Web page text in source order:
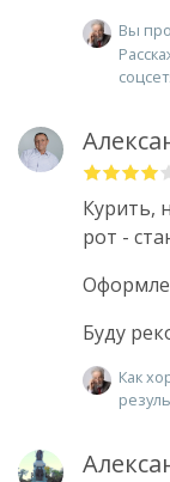
Вы
Курить,
рот -
Буду
Как